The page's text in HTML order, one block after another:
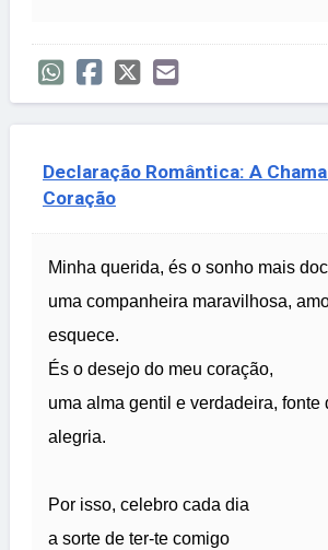
Declaração Romântica: A
Coração
Minha querida, és o sonho mais
uma companheira maravilhosa,
esquece.
És o desejo do meu coração,
uma alma gentil e verdadeira, fonte
alegria.
Por isso, celebro cada dia
a sorte de ter-te comigo